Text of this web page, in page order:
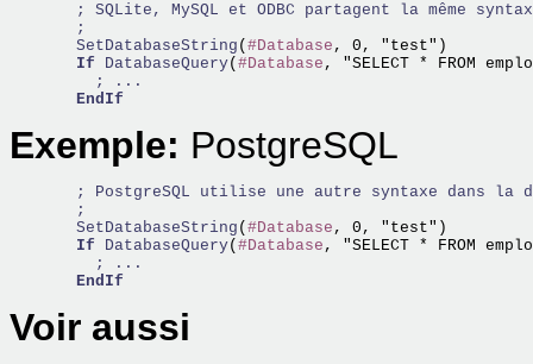
; SQLite, MySQL et ODBC partagent la même
;
  SetDatabaseString
( #Database , 0, "test")
If
DatabaseQuery( #Database , "SELECT * FROM
; ...
EndIf
Exemple: PostgreSQL
; PostgreSQL utilise une autre syntaxe dans
;
  SetDatabaseString
( #Database , 0, "test")
If
DatabaseQuery( #Database , "SELECT * FROM
; ...
EndIf
Voir aussi